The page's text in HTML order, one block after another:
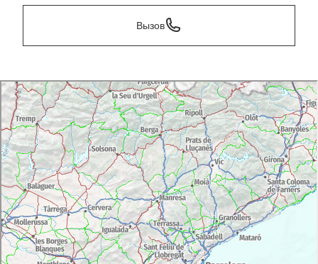
Вызов